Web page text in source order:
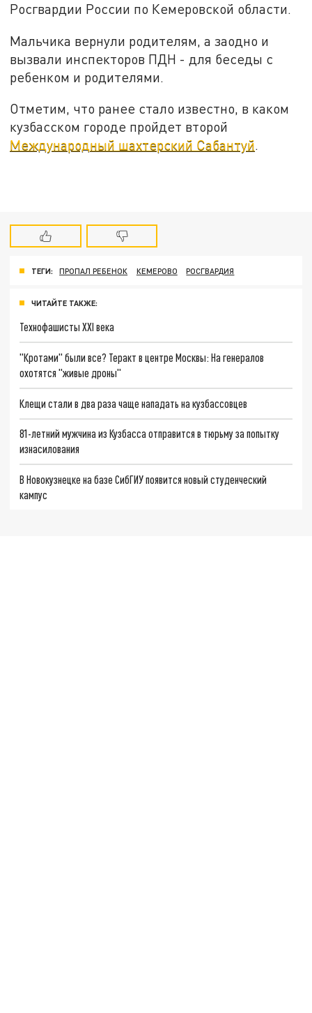
Росгвардии России по Кемеровской области.
Мальчика вернули родителям, а заодно и
вызвали инспекторов ПДН - для беседы с
ребенком и родителями.
Отметим, что ранее стало известно, в каком
кузбасском городе пройдет второй
Международный шахтерский Сабантуй.
ТЕГИ: ПРОПАЛ РЕБЕНОК КЕМЕРОВО РОСГВАРДИЯ
ЧИТАЙТЕ ТАКЖЕ:
Технофашисты XXI века
"Кротами" были все? Теракт в центре Москвы: На генералов
охотятся "живые дроны"
Клещи стали в два раза чаще нападать на кузбассовцев
81-летний мужчина из Кузбасса отправится в тюрьму за попытку
изнасилования
В Новокузнецке на базе СибГИУ появится новый студенческий
кампус